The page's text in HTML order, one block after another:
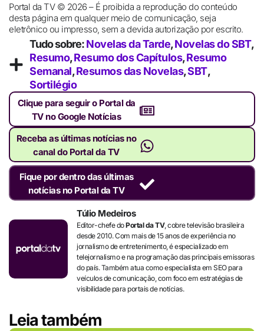
Portal da TV © 2026 – É proibida a reprodução do conteúdo
desta página em qualquer meio de comunicação, seja
eletrônico ou impresso, sem a devida autorização por escrito.
Tudo sobre:Novelas da Tarde,Novelas do SBT,
Resumo,Resumo dos Capítulos,Resumo
Semanal,Resumos das Novelas,SBT,
Sortilégio
Clique para seguir o Portal da
TV no Google Notícias
Receba as últimas notícias no
canal do Portal da TV
Fique por dentro das últimas
notícias no Portal da TV
Túlio Medeiros
Editor-chefe doPortal da TV, cobre televisão brasileira
desde 2010. Com mais de 15 anos de experiência no
jornalismo de entretenimento, é especializado em
telejornalismo e na programação das principais emissoras
do país. Também atua como especialista em SEO para
veículos de comunicação, com foco em estratégias de
visibilidade para portais de notícias.
Leia também